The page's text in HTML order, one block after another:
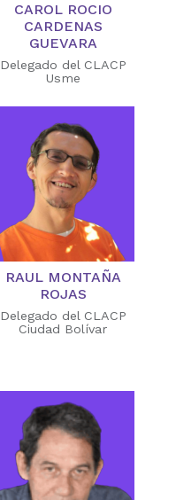
CAROL ROCIO
CARDENAS
GUEVARA
Delegado del CLACP
Usme
RAUL MONTAÑA
ROJAS
Delegado del CLACP
Ciudad Bolívar